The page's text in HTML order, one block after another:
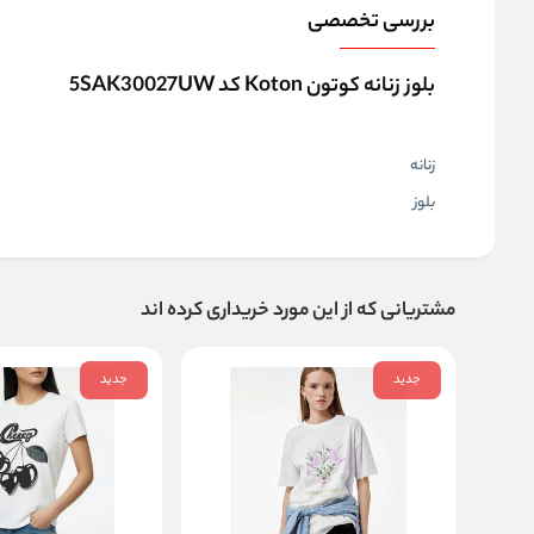
بررسی تخصصی
بلوز زنانه کوتون Koton کد 5SAK30027UW
زنانه
بلوز
مشتریانی که از این مورد خریداری کرده اند
جدید جدید